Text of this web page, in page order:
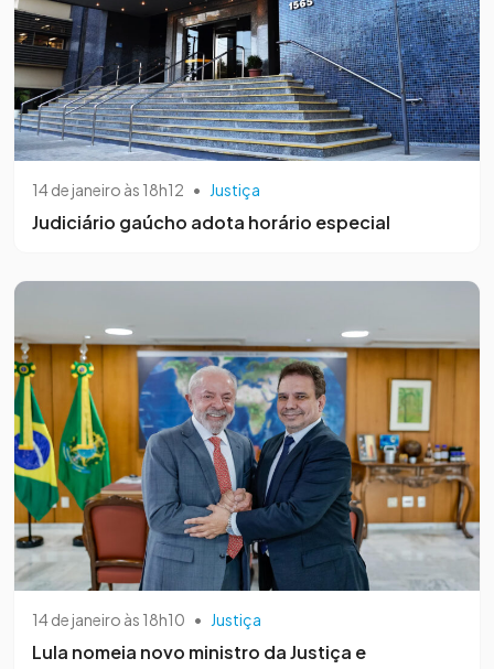
14 de janeiro às 18h12 • Justiça
Judiciário gaúcho adota horário especial
14 de janeiro às 18h10 • Justiça
Lula nomeia novo ministro da Justiça e